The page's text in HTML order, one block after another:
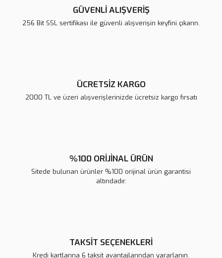
Ürün açıklamasında eksik bilgiler bulunuyor.
GÜVENLİ ALIŞVERİŞ
256 Bit SSL sertifikası ile güvenli alışverişin keyfini çıkarın.
ÜCRETSİZ KARGO
2000 TL ve üzeri alışverişlerinizde ücretsiz kargo fırsatı
%100 ORİJİNAL ÜRÜN
Sitede bulunan ürünler %100 orijinal ürün garantisi
altındadır.
TAKSİT SEÇENEKLERİ
Kredi kartlarına 6 taksit avantajlarından yararlanın.